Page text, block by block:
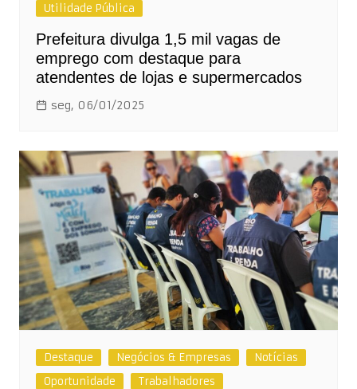
Utilidade Pública
Prefeitura divulga 1,5 mil vagas de
emprego com destaque para
atendentes de lojas e supermercados
seg, 06/01/2025
Destaque Negócios & Empresas
Notícias
Oportunidade
Trabalhadores